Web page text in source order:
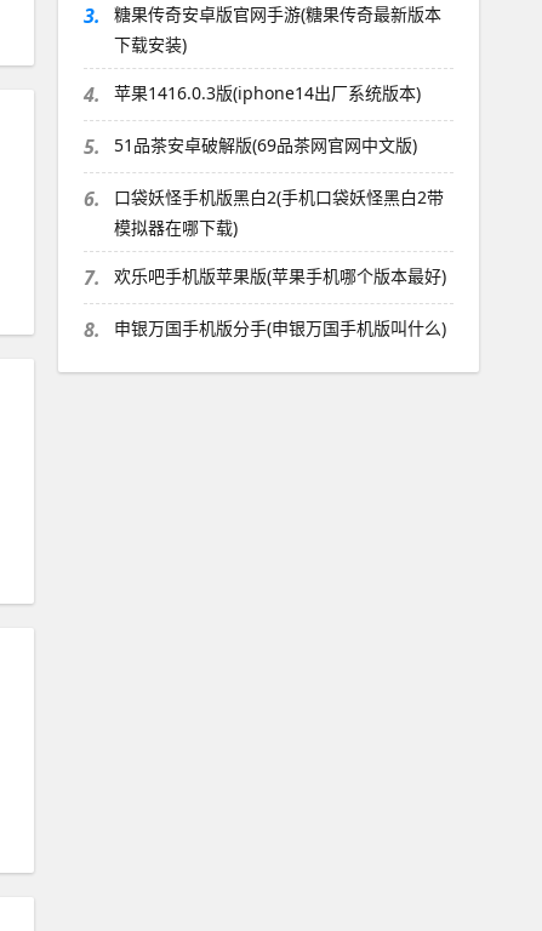
3.
糖果传奇安卓版官网手游(糖果传奇最新版本
下载安装)
4. 苹果1416.0.3版(iphone14出厂系统版本)
5. 51品茶安卓破解版(69品茶网官网中文版)
6.
口袋妖怪手机版黑白2(手机口袋妖怪黑白2带
模拟器在哪下载)
7. 欢乐吧手机版苹果版(苹果手机哪个版本最好)
8. 申银万国手机版分手(申银万国手机版叫什么)